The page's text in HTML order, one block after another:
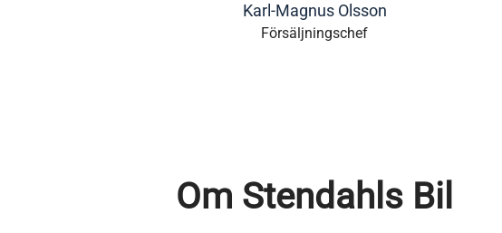
Karl-Magnus Olsson
Försäljningschef
Om Stendahls Bil